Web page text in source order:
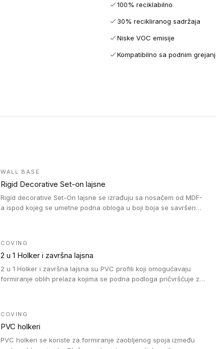
100% reciklabilno
30% recikliranog sadržaja
Niske VOC emisije
Kompatibilno sa podnim
WALL BASE
Rigid Decorative Set-on lajsne
Rigid decorative Set-On lajsne se izrađuju sa nosačem od MDF-
a ispod kojeg se umetne podna obloga u boji boja se savršeno
COVING
2 u 1 Holker i završna lajsna
2 u 1 Holker i završna lajsna su PVC profili koji omogućavaju
formiranje oblih prelaza kojima se podna podloga pričvršćuje za
COVING
PVC holkeri
PVC holkeri se koriste za formiranje zaobljenog spoja između